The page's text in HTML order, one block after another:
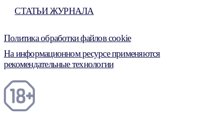
СТАТЬИ ЖУРНАЛА
Политика обработки файлов cookie
На информационном ресурсе применяются
рекомендательные технологии